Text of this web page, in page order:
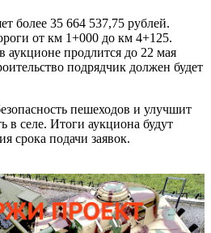
более 35 664 537,75 рублей.
от км 1+000 до км 4+125.
аукционе продлится до 22 мая
подрядчик должен будет
пешеходов и улучшит
в селе. Итоги аукциона будут
срока подачи заявок.